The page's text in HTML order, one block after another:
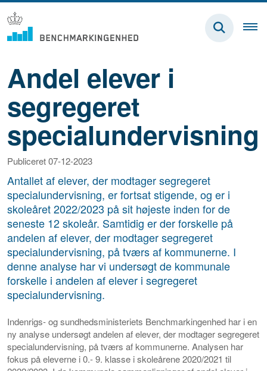
Andel elever i
segregeret
specialundervisning
Publiceret 07-12-2023
Antallet af elever, der modtager segregeret
specialundervisning, er fortsat stigende, og er i
skoleåret 2022/2023 på sit højeste inden for de
seneste 12 skoleår. Samtidig er der forskelle på
andelen af elever, der modtager segregeret
specialundervisning, på tværs af kommunerne. I
denne analyse har vi undersøgt de kommunale
forskelle i andelen af elever i segregeret
specialundervisning.
Indenrigs- og sundhedsministeriets Benchmarkingenhed har i en
ny analyse undersøgt andelen af elever, der modtager segregeret
specialundervisning, på tværs af kommunerne. Analysen har
fokus på eleverne i 0.- 9. klasse i skoleårene 2020/2021 til